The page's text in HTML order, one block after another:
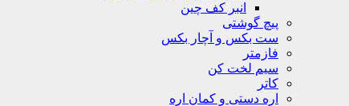
انبر کف چین
پیچ گوشتی
ست بکس و آچار بکس
فازمتر
سیم لخت کن
کاتر
اره دستی و کمان اره